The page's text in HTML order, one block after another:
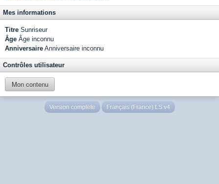
Mes informations
Titre Sunriseur
Âge Âge inconnu
Anniversaire Anniversaire inconnu
Contrôles utilisateur
Mon contenu
Version complète Français (France) LS v4